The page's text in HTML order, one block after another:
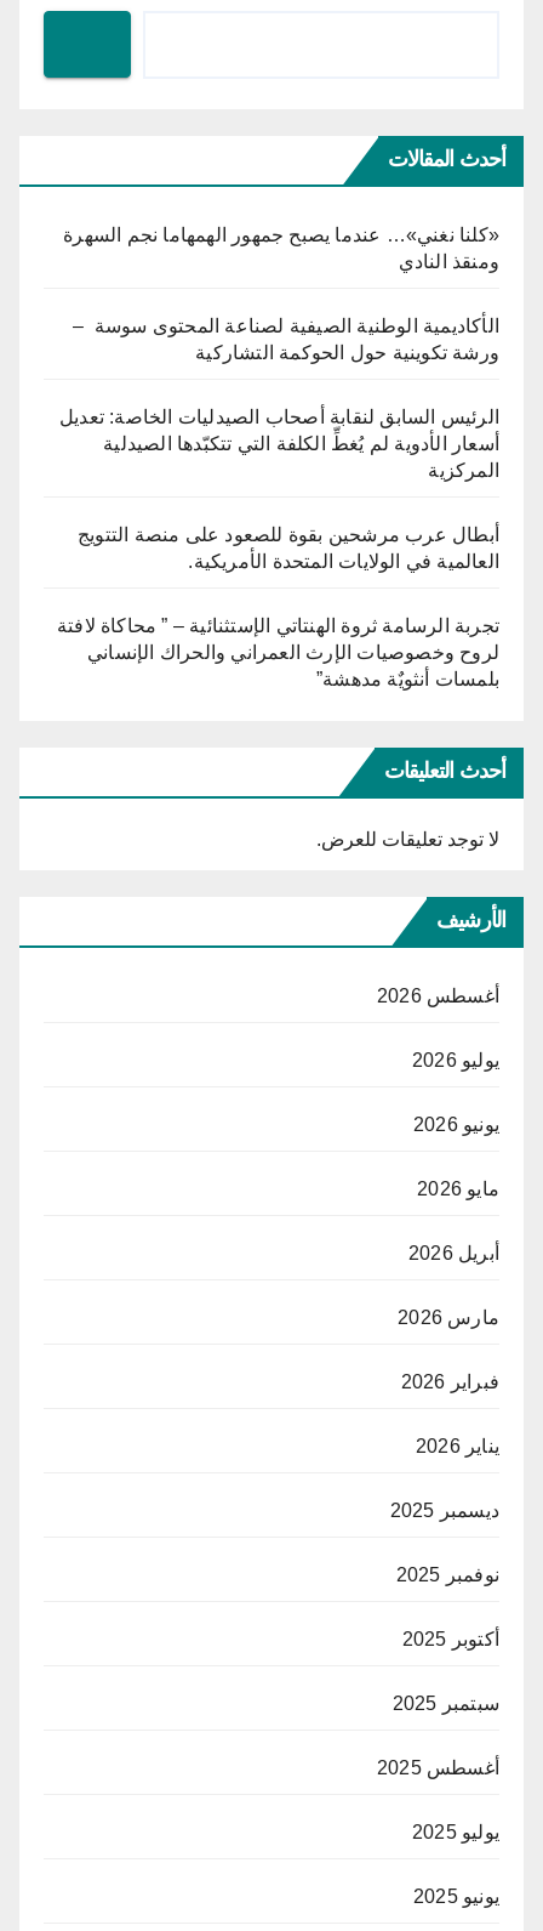
أحدث المقالات
«كلنا نغني»… عندما يصبح جمهور الهمهاما نجم السهرة
ومنقذ النادي
الأكاديمية الوطنية الصيفية لصناعة المحتوى سوسة –
ورشة تكوينية حول الحوكمة التشاركية
الرئيس السابق لنقابة أصحاب الصيدليات الخاصة: تعديل
أسعار الأدوية لم يُغطِّ الكلفة التي تتكبّدها الصيدلية
المركزية
أبطال عرب مرشحين بقوة للصعود على منصة التتويج
العالمية في الولايات المتحدة الأمريكية.
تجربة الرسامة ثروة الهنتاتي الإستثنائية – ” محاكاة لافتة
لروح وخصوصيات الإرث العمراني والحراك الإنساني
بلمسات أنثويٌة مدهشة”
أحدث التعليقات
لا توجد تعليقات للعرض.
الأرشيف
أغسطس 2026
يوليو 2026
يونيو 2026
مايو 2026
أبريل 2026
مارس 2026
فبراير 2026
يناير 2026
ديسمبر 2025
نوفمبر 2025
أكتوبر 2025
سبتمبر 2025
أغسطس 2025
يوليو 2025
يونيو 2025